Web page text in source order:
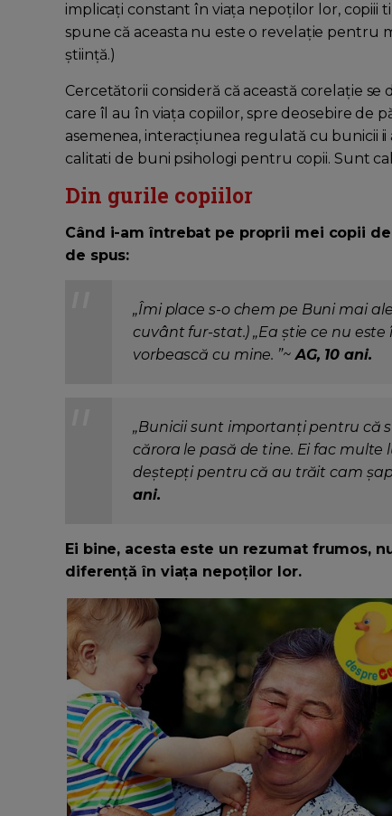
implicați constant în viața nepoților lor, copiii
spune că aceasta nu este o revelație pentru
știință.)
Cercetătorii consideră că această corelație
care îl au în viaţa copiilor, spre deosebire de
asemenea, interacțiunea regulată cu bunicii
calitati de buni psihologi pentru copii. Sunt
Din gurile copiilor
Când i-am întrebat pe proprii mei copii
de spus:
„Îmi place s-o chem pe Buni mai
cuvânt fur-stat.) „Ea știe ce nu
vorbească cu mine. ”~AG, 10 ani.
„Bunicii sunt importanți pentru că
cărora le pasă de tine. Ei fac
deștepți pentru că au trăit cam
ani.
Ei bine, acesta este un rezumat frumos,
diferență în viața nepoților lor.